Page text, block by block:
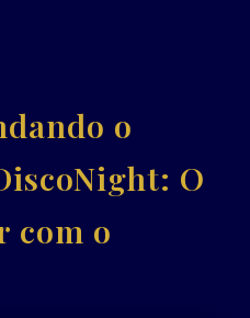
o
O
com o